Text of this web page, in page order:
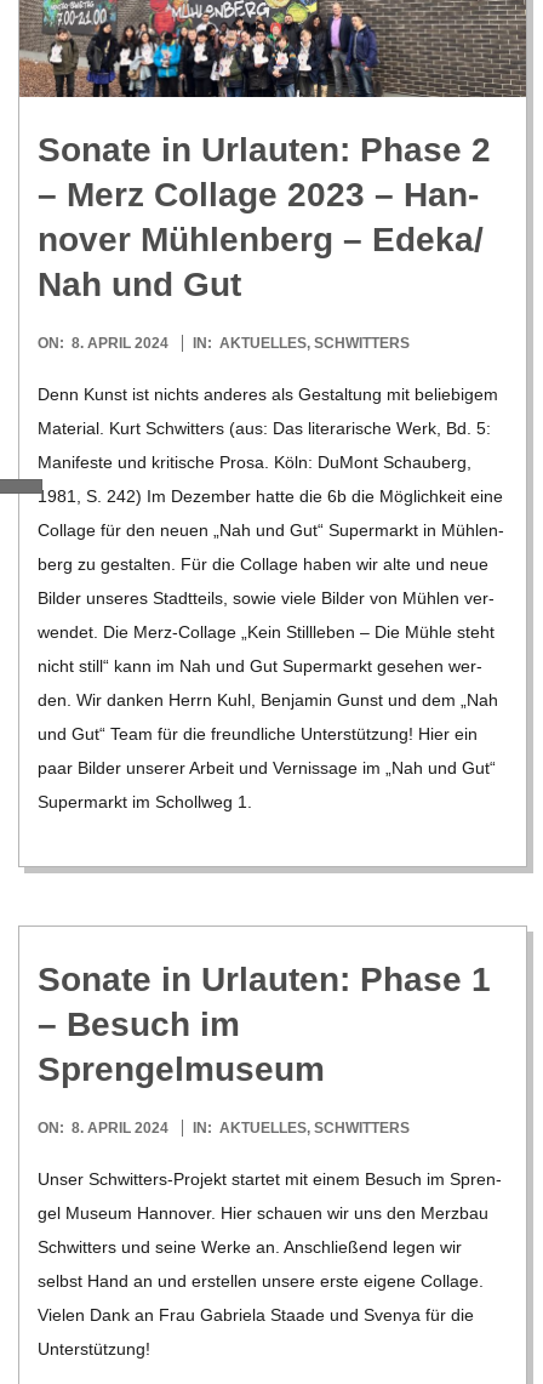
R
E
-
G
O
L
D
S
C
H
M
D
T
S
C
H
U
L
Sonate in Urlau­ten: Phase 2
– Merz Col­lage 2023 – Han­
no­ver Müh­len­berg – Edeka/​
Nah und Gut
2024-
ON: 8. APRIL 2024 IN: AKTUELLES, SCHWITTERS
Denn Kunst ist nichts ande­res als Gestal­tung mit belie­bi­gem
Mate­rial. Kurt Schwit­ters (aus: Das lite­ra­ri­sche Werk, Bd. 5:
Mani­feste und kri­ti­sche Prosa. Köln: DuMont Schau­berg,
1981, S. 242) Im Dezem­ber hatte die 6b die Mög­lich­keit eine
Col­lage für den neuen „Nah und Gut“ Super­markt in Müh­len­
berg zu gestal­ten. Für die Col­lage haben wir alte und neue
Bil­der unse­res Stadt­teils, sowie viele Bil­der von Müh­len ver­
wen­det. Die Merz-Col­lage „Kein Still­le­ben – Die Mühle steht
nicht still“ kann im Nah und Gut Super­markt gese­hen wer­
den. Wir dan­ken Herrn Kuhl, Ben­ja­min Gunst und dem „Nah
und Gut“ Team für die freund­li­che Unter­stüt­zung! Hier ein
paar Bil­der unse­rer Arbeit und Ver­nis­sage im „Nah und Gut“
Super­markt im Scholl­weg 1.
Sonate in Urlau­ten: Phase 1
– Besuch im
Sprengelmuseum
2024-
ON: 8. APRIL 2024 IN: AKTUELLES, SCHWITTERS
Unser Schwi­t­­ters-Pro­­jekt star­tet mit einem Besuch im Spren­
gel Museum Han­no­ver. Hier schauen wir uns den Merz­bau
Schwit­ters und seine Werke an. Anschlie­ßend legen wir
selbst Hand an und erstel­len unsere erste eigene Col­lage.
Vie­len Dank an Frau Gabriela Staade und Sve­nya für die
Unter­stüt­zung!